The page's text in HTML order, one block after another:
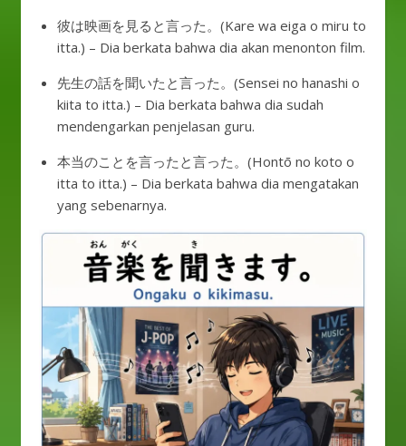
彼は映画を見ると言った。(Kare wa eiga o miru to
itta.) – Dia berkata bahwa dia akan menonton film.
先生の話を聞いたと言った。(Sensei no hanashi o
kiita to itta.) – Dia berkata bahwa dia sudah
mendengarkan penjelasan guru.
本当のことを言ったと言った。(Hontō no koto o
itta to itta.) – Dia berkata bahwa dia mengatakan
yang sebenarnya.